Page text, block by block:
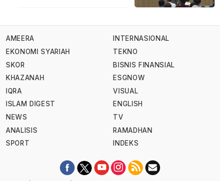
AMEERA
EKONOMI SYARIAH
SKOR
KHAZANAH
IQRA
ISLAM DIGEST
NEWS
ANALISIS
SPORT
INTERNASIONAL
TEKNO
BISNIS FINANSIAL
ESGNOW
VISUAL
ENGLISH
TV
RAMADHAN
INDEKS